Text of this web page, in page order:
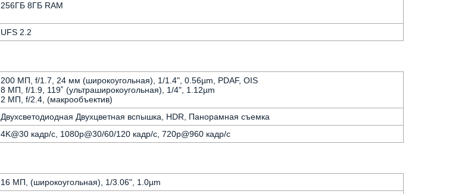
256ГБ 8ГБ RAM
UFS 2.2
200 МП, f/1.7, 24 мм (широкоугольная), 1/1.4", 0.56µm, PDAF, OIS
8 МП, f/1.9, 119˚ (ультра­широкоугольная), 1/4", 1.12µm
2 МП, f/2.4, (макрообъектив)
Двух­светодиодная Двухцветная вспышка, HDR, Панорамная съемка
4K@30 кадр/с, 1080p@30/60/120 кадр/с, 720p@960 кадр/с
16 МП, (широкоугольная), 1/3.06", 1.0µm